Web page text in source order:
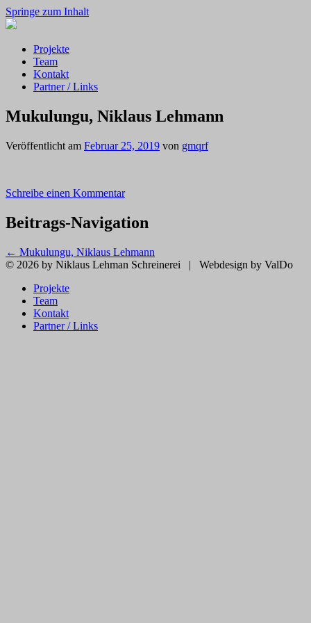
Springe zum Inhalt
Projekte
Team
Kontakt
Partner / Links
Mukulungu, Niklaus Lehmann
Veröffentlicht am Februar 25, 2019 von gmqrf
Schreibe einen Kommentar
Beitrags-Navigation
← Mukulungu, Niklaus Lehmann
© 2026 by Niklaus Lehman Schreinerei
| Webdesign by ValDo
Projekte
Team
Kontakt
Partner / Links